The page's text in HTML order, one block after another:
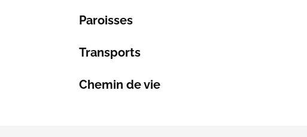
Paroisses
Transports
Chemin de vie